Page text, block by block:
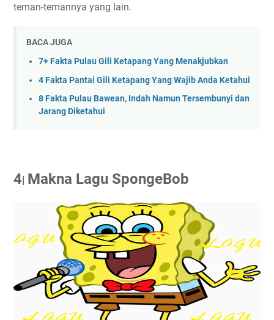
teman-temannya yang lain.
BACA JUGA
7+ Fakta Pulau Gili Ketapang Yang Menakjubkan
4 Fakta Pantai Gili Ketapang Yang Wajib Anda Ketahui
8 Fakta Pulau Bawean, Indah Namun Tersembunyi dan
Jarang Diketahui
4| Makna Lagu SpongeBob